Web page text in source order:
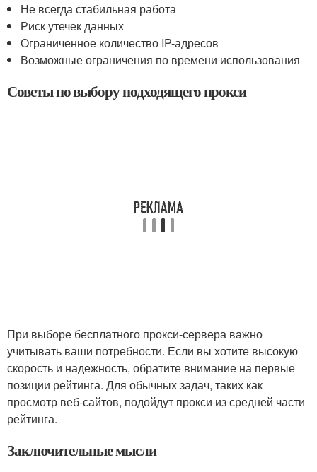
Не всегда стабильная работа
Риск утечек данных
Ограниченное количество IP-адресов
Возможные ограничения по времени использования
Советы по выбору подходящего прокси
При выборе бесплатного прокси-сервера важно
учитывать ваши потребности. Если вы хотите высокую
скорость и надежность, обратите внимание на первые
позиции рейтинга. Для обычных задач, таких как
просмотр веб-сайтов, подойдут прокси из средней части
рейтинга.
Заключительные мысли